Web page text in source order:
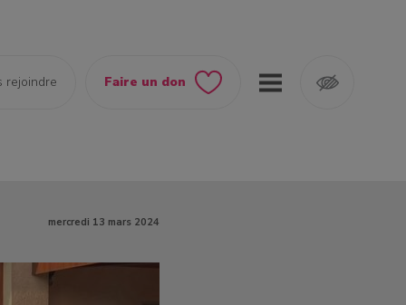
rejoindre Faire un don
mercredi 13 mars 2024